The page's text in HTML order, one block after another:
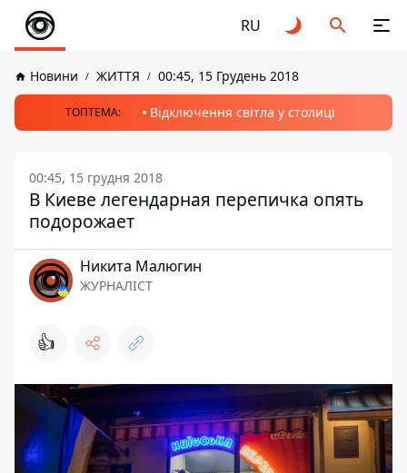
RU
Новини ЖИТТЯ 00:45, 15 Грудень 2018
ТОПТЕМА: Відключення світла у столиці
00:45, 15 грудня 2018
В Киеве легендарная перепичка опять
подорожает
Никита Малюгин
ЖУРНАЛІСТ
👍